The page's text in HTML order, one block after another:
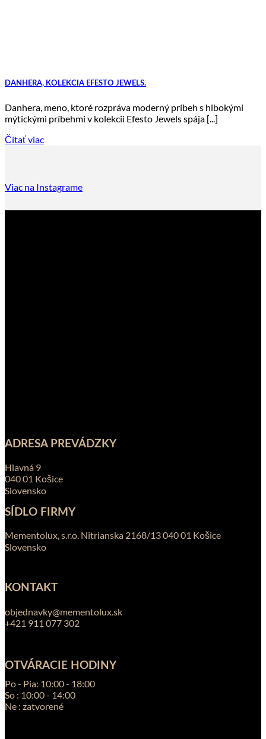
DANHERA, KOLEKCIA EFESTO JEWELS.
Danhera, meno, ktoré rozpráva moderný príbeh s hlbokými
mýtickými príbehmi v kolekcii Efesto Jewels spája [...]
Čítať viac
Viac na Instagrame
ADRESA PREVÁDZKY
Hlavná 9
040 01 Košice
Slovensko
SÍDLO FIRMY
Mementolux, s.r.o. Nitrianska 2168/13 040 01 Košice
Slovensko
KONTAKT
objednavky@mementolux.sk
+421 911 077 302
OTVÁRACIE HODINY
Po - Pia: 10:00 - 18:00
So : 10:00 - 14:00
Ne : zatvorené